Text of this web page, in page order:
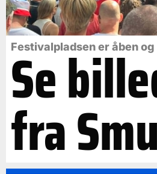
Festivalpladsen er åben
Se
fra